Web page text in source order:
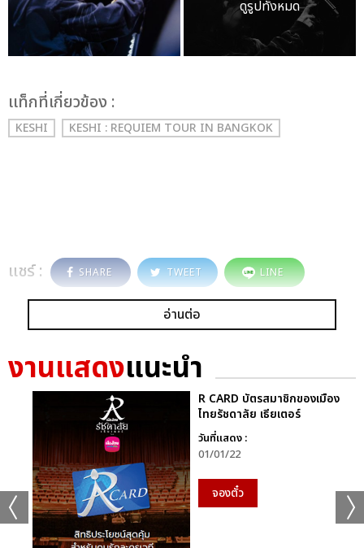
ดูรูปทั้งหมด
เเท็กที่เกี่ยวข้อง :
KESHI KESHI : REQUIEM TOUR IN BANGKOK
แชร์ : SHARE TWEET LINE
อ่านต่อ
งานแสดงแนะนำ
R CARD บัตรสมาชิกของเมือง
ไทยรัชดาลัย เธียเตอร์
วันที่แสดง :
01/01/22
จองตั๋ว